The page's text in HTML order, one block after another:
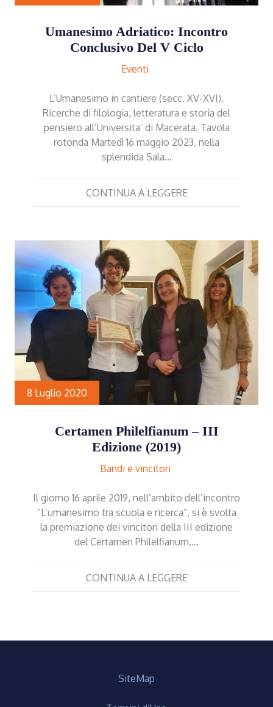
Umanesimo Adriatico: Incontro
Conclusivo Del V Ciclo
Eventi
L’Umanesimo in cantiere (secc. XV-XVI).
Ricerche di filologia, letteratura e storia del
pensiero all’Universita’ di Macerata. Tavola
rotonda Martedì 16 maggio 2023, nella
splendida Sala…
CONTINUA A LEGGERE
8 Luglio 2020
Certamen Philelfianum – III
Edizione (2019)
Bandi e vincitori
Il giorno 16 aprile 2019, nell’ambito dell’incontro
“L’umanesimo tra scuola e ricerca”, si è svolta
la premiazione dei vincitori della III edizione
del Certamen Philelfianum,…
CONTINUA A LEGGERE
SiteMap